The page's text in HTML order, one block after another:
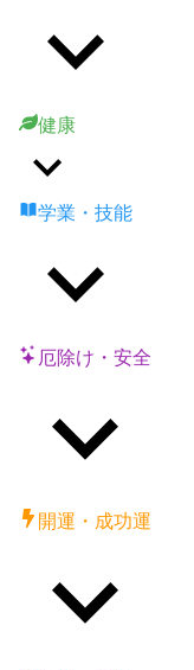
健康
学業・技能
厄除け・安全
開運・成功運